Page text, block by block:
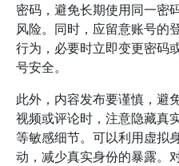
密码，避免长期使用同一密
风险。同时，应留意账号的
行为，必要时立即变更密码
号安全。
此外，内容发布要谨慎，避
视频或评论时，注意隐藏真
等敏感细节。可以利用虚拟
动，减少真实身份的暴露。